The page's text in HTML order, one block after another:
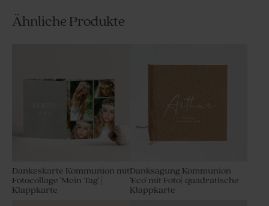
Ähnliche Produkte
Dankeskarte Kommunion mit
Fotocollage 'Mein Tag' |
Klappkarte
Danksagung Kommunion
'Eco' mit Foto| quadratische
Klappkarte